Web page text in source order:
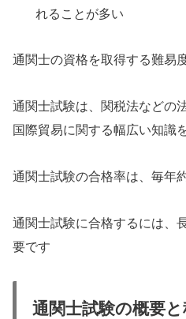
れることが多い
通関士の資格を取得する難易
通関士試験は、関税法などの
国際貿易に関する幅広い知識
通関士試験の合格率は、毎年
通関士試験に合格するには、
要です
通関士試験の概要